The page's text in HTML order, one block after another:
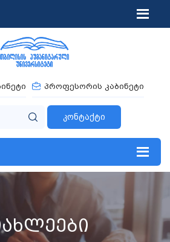
პროფესორის კაბინეტი
კონტაქტი